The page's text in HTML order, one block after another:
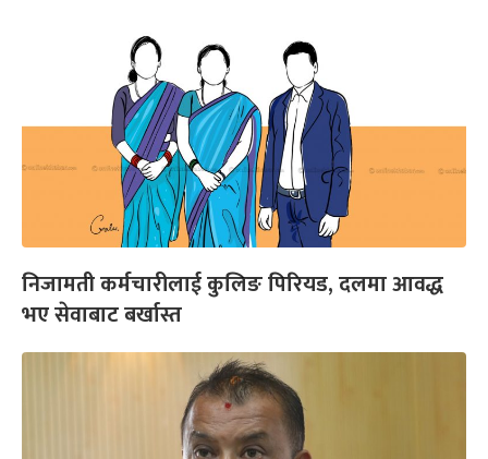
निजामती कर्मचारीलाई कुलिङ पिरियड, दलमा आवद्ध
भए सेवाबाट बर्खास्त